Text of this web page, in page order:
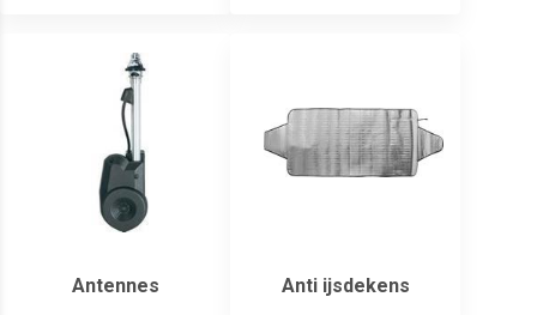
Antennes Anti ijsdekens